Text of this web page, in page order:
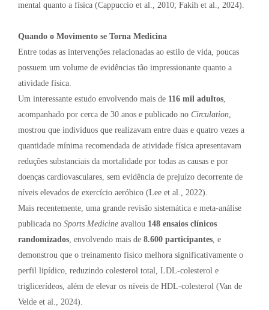
mental quanto a física (Cappuccio et al., 2010; Fakih et al., 2024).
Quando o Movimento se Torna Medicina
Entre todas as intervenções relacionadas ao estilo de vida, poucas
possuem um volume de evidências tão impressionante quanto a
atividade física.
Um interessante estudo envolvendo mais de 116 mil adultos,
acompanhado por cerca de 30 anos e publicado no Circulation,
mostrou que indivíduos que realizavam entre duas e quatro vezes a
quantidade mínima recomendada de atividade física apresentavam
reduções substanciais da mortalidade por todas as causas e por
doenças cardiovasculares, sem evidência de prejuízo decorrente de
níveis elevados de exercício aeróbico (Lee et al., 2022).
Mais recentemente, uma grande revisão sistemática e meta-análise
publicada no Sports Medicine avaliou 148 ensaios clínicos
randomizados, envolvendo mais de 8.600 participantes, e
demonstrou que o treinamento físico melhora significativamente o
perfil lipídico, reduzindo colesterol total, LDL-colesterol e
triglicerídeos, além de elevar os níveis de HDL-colesterol (Van de
Velde et al., 2024).